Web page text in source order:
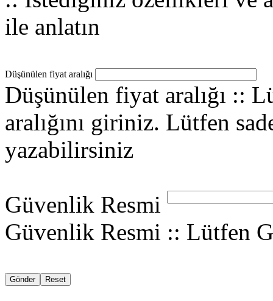
ile anlatın
Düşünülen fiyat aralığı
Düşünülen fiyat aralığı ::
aralığını giriniz. Lütfen
yazabilirsiniz
Güvenlik Resmi
Güvenlik Resmi :: Lütfen